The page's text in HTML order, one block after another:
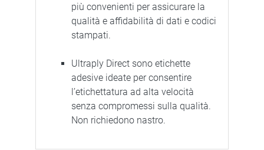
più convenienti per assicurare la
qualità e affidabilità di dati e codici
stampati.
Ultraply Direct sono etichette
adesive ideate per consentire
l’etichettatura ad alta velocità
senza compromessi sulla qualità.
Non richiedono nastro.